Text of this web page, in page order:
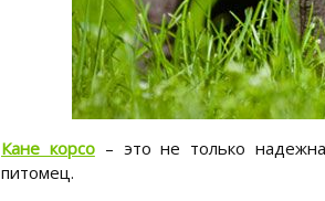
Кане корсо– это не только
питомец.